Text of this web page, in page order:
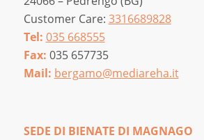
Customer Care: 3316689828
Tel: 035 668555
Fax: 035 657735
Mail: bergamo@mediareha.it
SEDE DI BIENATE DI MAGNAGO